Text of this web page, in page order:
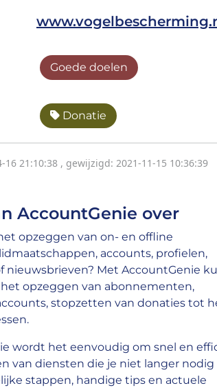
Goede doelen
Donatie
16 21:10:38 , gewijzigd: 2021-11-15 10:36:39
AccountGenie over
opzeggen van on- en offline
accounts, profielen,
nieuwsbrieven? Met AccountGenie
opzeggen van abonnementen,
stopzetten van donaties tot
wordt het eenvoudig om snel en
van diensten die je niet langer
stappen, handige tips en actuele